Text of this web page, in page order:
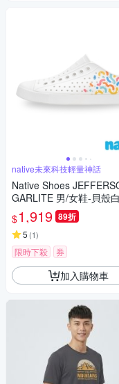
native未來科技輕量神話
Native Shoes
GARLITE 男/女鞋-貝殼
樂
$1,919 89折
5 (1)
限時下殺 券
加入購物車